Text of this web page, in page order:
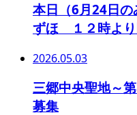
本日（6月24日
ずほ １２時よ
2026.05.03
三郷中央聖地～
募集